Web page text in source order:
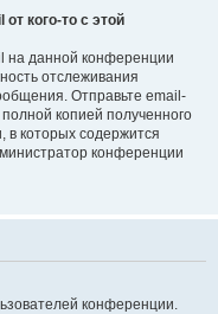
кого-то с этой
на данной конференции
отслеживания
Отправьте email-
копией полученного
в которых содержится
конференции
конференции.